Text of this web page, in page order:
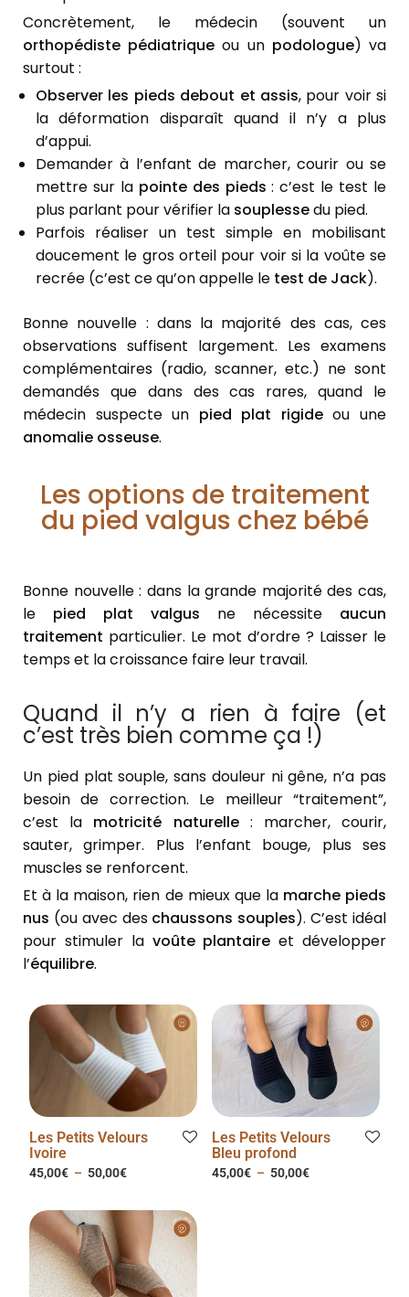
Concrètement, le médecin (souvent un
orthopédiste pédiatrique ou un podologue) va
surtout :
Observer les pieds debout et assis, pour voir si
la déformation disparaît quand il n’y a plus
d’appui.
Demander à l’enfant de marcher, courir ou se
mettre sur la pointe des pieds : c’est le test le
plus parlant pour vérifier la souplessedu pied.
Parfois réaliser un test simple en mobilisant
doucement le gros orteil pour voir si la voûte se
recrée (c’est ce qu’on appelle le test de Jack).
Bonne nouvelle : dans la majorité des cas, ces
observations suffisent largement. Les examens
complémentaires (radio, scanner, etc.) ne sont
demandés que dans des cas rares, quand le
médecin suspecte un pied plat rigideou une
anomalie osseuse.
Les options de traitement
du pied valgus chez bébé
Bonne nouvelle : dans la grande majorité des cas,
le pied plat valgus ne nécessite aucun
traitement particulier. Le mot d’ordre ? Laisser le
temps et la croissance faire leur travail.
Quand il n’y a rien à faire (et
c’est très bien comme ça !)
Un pied plat souple, sans douleur ni gêne, n’a pas
besoin de correction. Le meilleur “traitement”,
c’est la motricité naturelle: marcher, courir,
sauter, grimper. Plus l’enfant bouge, plus ses
muscles se renforcent.
Et à la maison, rien de mieux que la marche pieds
nus (ou avec des chaussons souples). C’est idéal
pour stimuler la voûte plantaire et développer
l’équilibre.
Les Petits Velours
Ivoire
45,00€ – 50,00€
Les Petits Velours
Bleu profond
45,00€ – 50,00€